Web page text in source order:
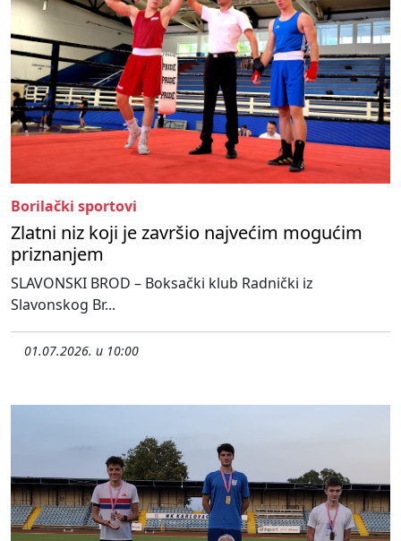
Borilački sportovi
Zlatni niz koji je završio najvećim mogućim
priznanjem
SLAVONSKI BROD – Boksački klub Radnički iz
Slavonskog Br...
01.07.2026. u 10:00